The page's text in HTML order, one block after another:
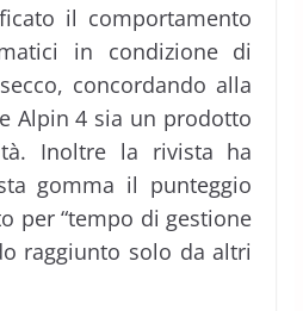
il comportamento
in condizione di
concordando alla
Alpin 4 sia un prodotto
Inoltre la rivista ha
gomma il punteggio
per “tempo di gestione
raggiunto solo da altri